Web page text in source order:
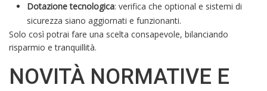
Dotazione tecnologica: verifica che optional e sistemi di
sicurezza siano aggiornati e funzionanti.
Solo così potrai fare una scelta consapevole, bilanciando
risparmio e tranquillità.
NOVITÀ NORMATIVE E